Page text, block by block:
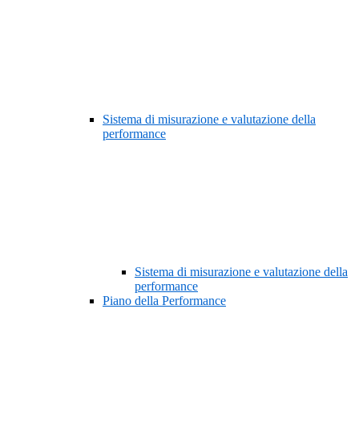
Sistema di misurazione e valutazione della
performance
Sistema di misurazione e valutazione della
performance
Piano della Performance